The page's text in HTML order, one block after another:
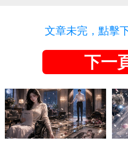
文章未完，點擊
下一